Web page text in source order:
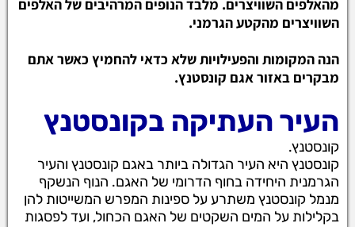
מהאלפים השוויצרים. מלבד הנופים המרהיבים של האלפים
השוויצרים מהקטע הגרמני.
הנה המקומות והפעילויות שלא כדאי להחמיץ כאשר אתם
מבקרים באזור אגם קונסטנץ.
העיר העתיקה בקונסטנץ
קונסטנץ.
קונסטנץ היא העיר הגדולה ביותר באגם קונסטנץ והעיר
הגרמנית היחידה בחוף הדרומי של האגם. הנוף הנשקף
מנמל קונסטנץ משתרע על ספינות המפרש המשייטות להן
בקלילות על המים השקטים של האגם הכחול, ועד לפסגות